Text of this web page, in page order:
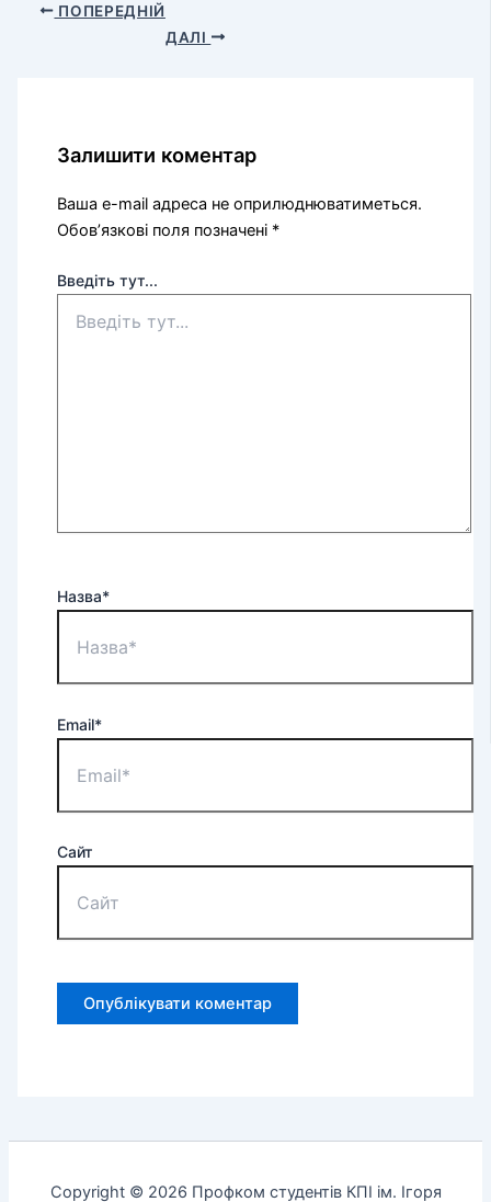
ПОПЕРЕДНІЙ
ДАЛІ
Залишити коментар
Ваша e-mail адреса не оприлюднюватиметься.
Обов’язкові поля позначені *
Введіть тут...
Назва*
Email*
Сайт
Copyright © 2026 Профком студентів КПІ ім. Ігоря